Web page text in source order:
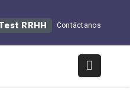
RRHH Contáctanos